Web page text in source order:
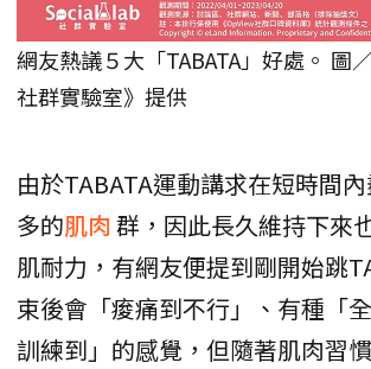
網友熱議５大「TABATA」好處。 圖
社群實驗室》提供
由於TABATA運動講求在短時間
多的肌肉群，因此長久維持下來
肌耐力，有網友便提到剛開始跳
束後會「痠痛到不行」、有種「
訓練到」的感覺，但隨著肌肉習